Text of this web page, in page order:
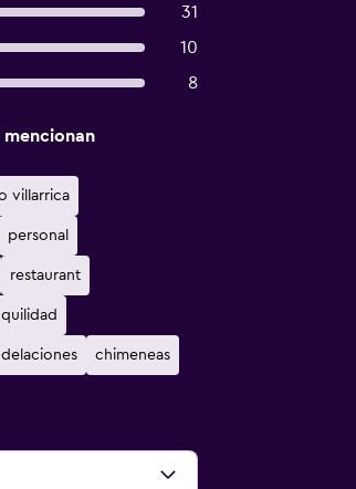
31
10
8
mencionan
villarrica
personal
restaurant
chimeneas